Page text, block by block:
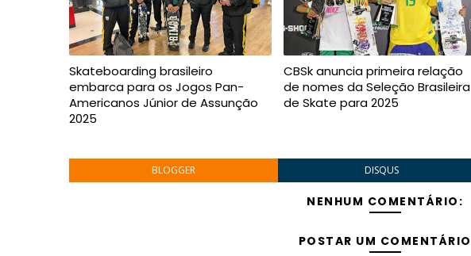
Skateboarding brasileiro
embarca para os Jogos Pan-
Americanos Júnior de Assunção
2025
CBSk anuncia primeira relação
de nomes da Seleção Brasileira
de Skate para 2025
BLOGGER DISQUS
NENHUM COMENTÁRIO:
POSTAR UM COMENTÁRIO